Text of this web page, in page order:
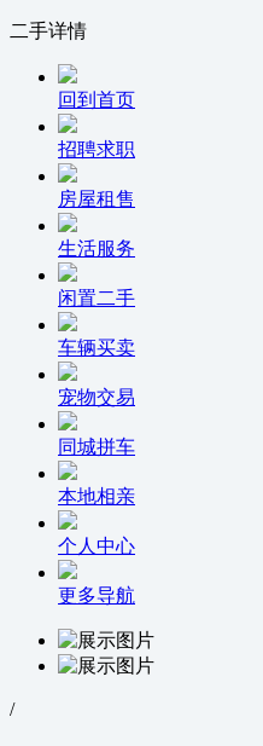
二手详情
回到首页
招聘求职
房屋租售
生活服务
闲置二手
车辆买卖
宠物交易
同城拼车
本地相亲
个人中心
更多导航
/